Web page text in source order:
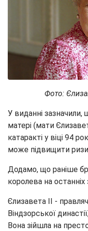
Фото:
У виданні зазначили,
матері (мати
катаракті у віці 94
може підвищити
Додамо, що раніше
королева на останніх
Єлизавета II -
Віндзорської
Вона зійшла на